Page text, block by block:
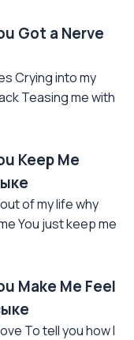
Got a Nerve
Crying into my
Teasing me with
Keep Me
of my life why
You just keep me
Make Me Feel
To tell you how I